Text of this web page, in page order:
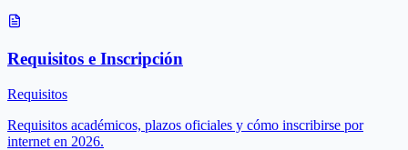
Requisitos e Inscripción
Requisitos
Requisitos académicos, plazos oficiales y cómo inscribirse por
internet en 2026.